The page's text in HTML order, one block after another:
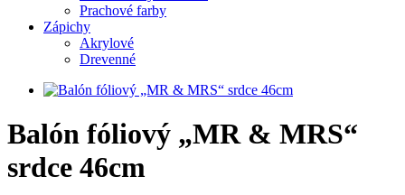
Prachové farby
Zápichy
Akrylové
Drevenné
Balón fóliový „MR & MRS“
srdce 46cm